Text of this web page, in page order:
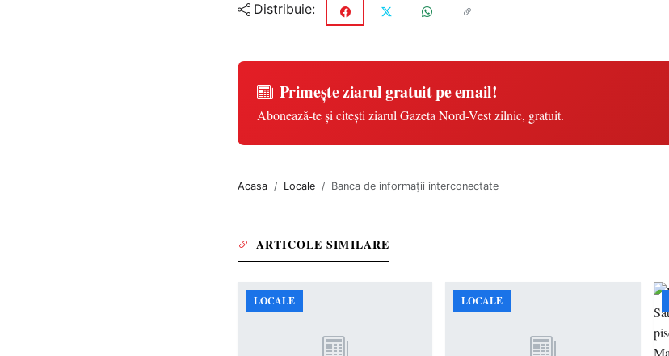
Distribuie:
Primește ziarul gratuit pe email!
Abonează-te și citești ziarul Gazeta Nord-Vest zilnic, gratuit.
Acasa Locale Banca de informații interconectate
ARTICOLE SIMILARE
LOCALE LOCALE